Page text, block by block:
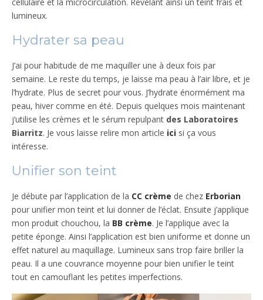
cellulaire et la microcirculation. Révélant ainsi un teint frais et
lumineux.
Hydrater sa peau
J’ai pour habitude de me maquiller une à deux fois par
semaine. Le reste du temps, je laisse ma peau à l’air libre, et je
l’hydrate. Plus de secret pour vous. J’hydrate énormément ma
peau, hiver comme en été. Depuis quelques mois maintenant
j’utilise les crèmes et le sérum repulpant des Laboratoires
Biarritz. Je vous laisse relire mon article ici si ça vous
intéresse.
Unifier son teint
Je débute par l’application de la CC crème de chez Erborian
pour unifier mon teint et lui donner de l’éclat. Ensuite j’applique
mon produit chouchou, la BB crème. Je l’applique avec la
petite éponge. Ainsi l’application est bien uniforme et donne un
effet naturel au maquillage. Lumineux sans trop faire briller la
peau. Il a une couvrance moyenne pour bien unifier le teint
tout en camouflant les petites imperfections.